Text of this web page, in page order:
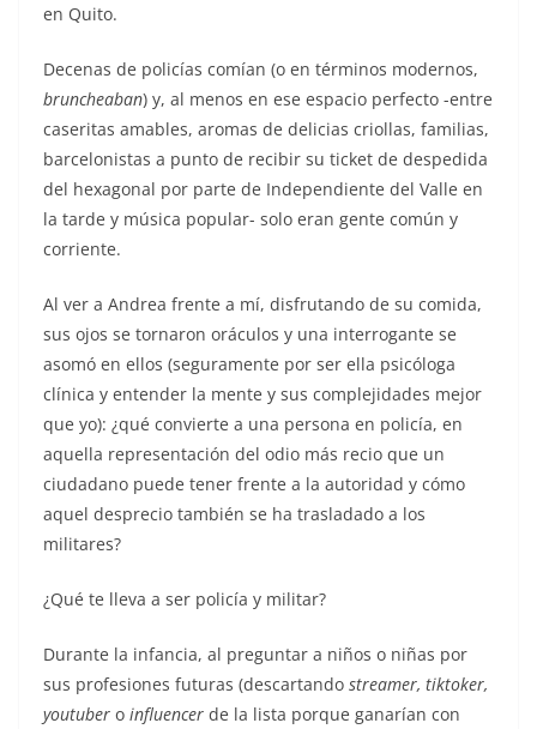
en Quito.
Decenas de policías comían (o en términos modernos,
bruncheaban) y, al menos en ese espacio perfecto -entre
caseritas amables, aromas de delicias criollas, familias,
barcelonistas a punto de recibir su ticket de despedida
del hexagonal por parte de Independiente del Valle en
la tarde y música popular- solo eran gente común y
corriente.
Al ver a Andrea frente a mí, disfrutando de su comida,
sus ojos se tornaron oráculos y una interrogante se
asomó en ellos (seguramente por ser ella psicóloga
clínica y entender la mente y sus complejidades mejor
que yo): ¿qué convierte a una persona en policía, en
aquella representación del odio más recio que un
ciudadano puede tener frente a la autoridad y cómo
aquel desprecio también se ha trasladado a los
militares?
¿Qué te lleva a ser policía y militar?
Durante la infancia, al preguntar a niños o niñas por
sus profesiones futuras (descartando streamer, tiktoker,
youtuber o influencer de la lista porque ganarían con